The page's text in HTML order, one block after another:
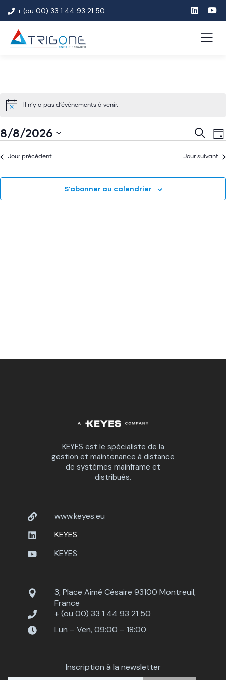
+ (ou 00) 33 1 44 93 21 50
Notice
Il n’y a pas d’évènements à venir.
de
8/8/2026
une
date.
Jour précédent Jour suivant
S’abonner au calendrier
KEYES est le spécialiste de la
gestion et maintenance à distance
de systèmes mainframe et
distribués.
www.keyes.eu
KEYES
KEYES
3, Place Aimé Césaire 93100 Montreuil,
France
+ (ou 00) 33 1 44 93 21 50
Lun – Ven, 09:00 – 18:00
Inscription à la newsletter